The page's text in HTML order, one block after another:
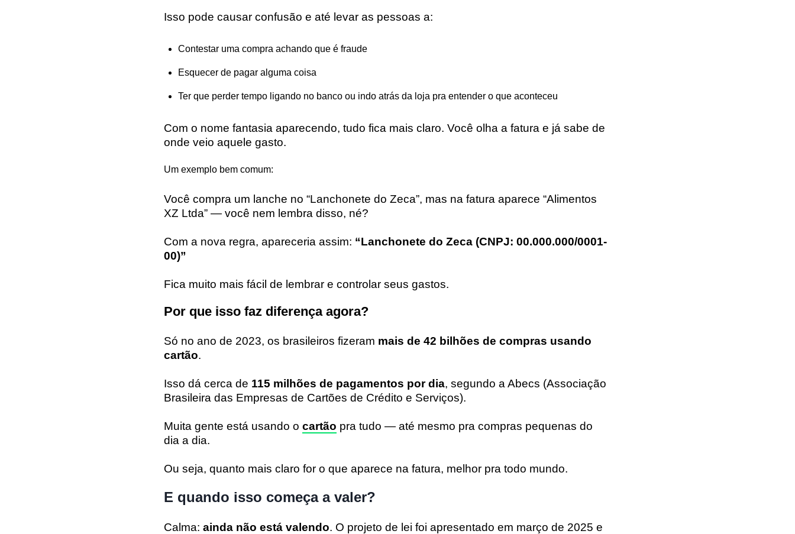
Isso pode causar confusão e até levar as pessoas a:
Contestar uma compra achando que é fraude
Esquecer de pagar alguma coisa
Ter que perder tempo ligando no banco ou indo atrás da loja pra entender o que aconteceu
Com o nome fantasia aparecendo, tudo fica mais claro. Você olha a fatura e já sabe de
onde veio aquele gasto.
Um exemplo bem comum:
Você compra um lanche no “Lanchonete do Zeca”, mas na fatura aparece “Alimentos
XZ Ltda” — você nem lembra disso, né?
Com a nova regra, apareceria assim: “Lanchonete do Zeca (CNPJ: 00.000.000/0001-
00)”
Fica muito mais fácil de lembrar e controlar seus gastos.
Por que isso faz diferença agora?
Só no ano de 2023, os brasileiros fizeram mais de 42 bilhões de compras usando
cartão.
Isso dá cerca de 115 milhões de pagamentos por dia, segundo a Abecs (Associação
Brasileira das Empresas de Cartões de Crédito e Serviços).
Muita gente está usando o cartão pra tudo — até mesmo pra compras pequenas do
dia a dia.
Ou seja, quanto mais claro for o que aparece na fatura, melhor pra todo mundo.
E quando isso começa a valer?
Calma: ainda não está valendo. O projeto de lei foi apresentado em março de 2025 e